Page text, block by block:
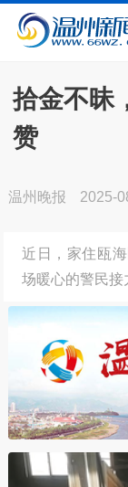
拾金不昧
赞
温州晚报 2025-
近日，家住瓯
场暖心的警民接